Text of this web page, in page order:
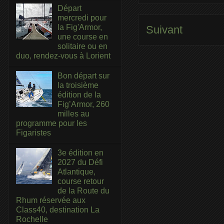
Suivant
Départ
mercredi pour
la Fig'Armor,
une course en
solitaire ou en
duo, rendez-vous à Lorient
Bon départ sur
la troisième
édition de la
Fig’Armor, 260
milles au
programme pour les
Figaristes
3e édition en
2027 du Défi
Atlantique,
course retour
de la Route du
Rhum réservée aux
Class40, destination La
Rochelle